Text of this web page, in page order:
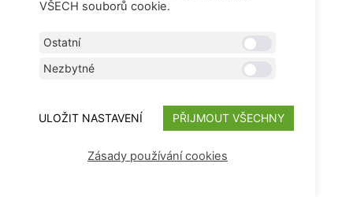
VŠECH souborů cookie.
Ostatní
Nezbytné
ULOŽIT NASTAVENÍ PŘIJMOUT VŠECHNY
Zásady používání cookies